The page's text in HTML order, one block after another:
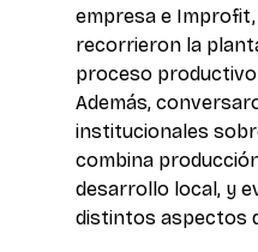
empresa e
recorrieron la
proceso productivo
Además,
institucionales
combina
desarrollo local, y
distintos aspectos